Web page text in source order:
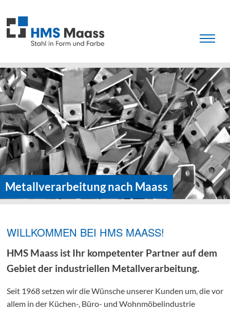
Metallverarbeitung nach Maass
Metallverarbeitung nach Maass
WILLKOMMEN BEI HMS MAASS!
HMS Maass ist Ihr kompetenter Partner auf dem
Gebiet der industriellen Metallverarbeitung.
Seit 1968 setzen wir die Wünsche unserer Kunden um, die vor
allem in der Küchen-, Büro- und Wohnmöbelindustrie